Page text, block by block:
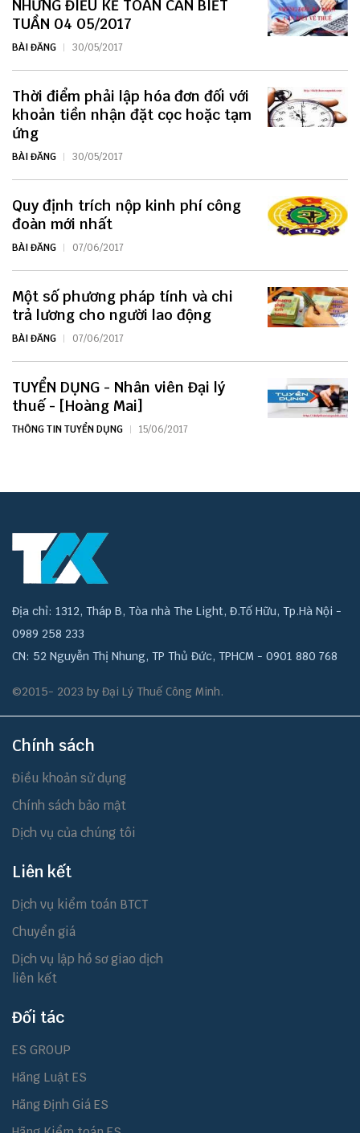
NHỮNG ĐIỀU KẾ TOÁN CẦN BIẾT
TUẦN 04 05/2017
BÀI ĐĂNG 30/05/2017
Thời điểm phải lập hóa đơn đối với
khoản tiền nhận đặt cọc hoặc tạm
ứng
BÀI ĐĂNG 30/05/2017
Quy định trích nộp kinh phí công
đoàn mới nhất
BÀI ĐĂNG 07/06/2017
Một số phương pháp tính và chi
trả lương cho người lao động
BÀI ĐĂNG 07/06/2017
TUYỂN DỤNG - Nhân viên Đại lý
thuế - [Hoàng Mai]
THÔNG TIN TUYỂN DỤNG 15/06/2017
Địa chỉ: 1312, Tháp B, Tòa nhà The Light, Đ.Tố Hữu, Tp.Hà Nội -
0989 258 233
CN: 52 Nguyễn Thị Nhung, TP Thủ Đức, TPHCM - 0901 880 768
©2015- 2023 by Đại Lý Thuế Công Minh.
Chính sách
Điều khoản sử dụng
Chính sách bảo mật
Dịch vụ của chúng tôi
Liên kết
Dịch vụ kiểm toán BTCT
Chuyển giá
Dịch vụ lập hồ sơ giao dịch
liên kết
Đối tác
ES GROUP
Hãng Luật ES
Hãng Định Giá ES